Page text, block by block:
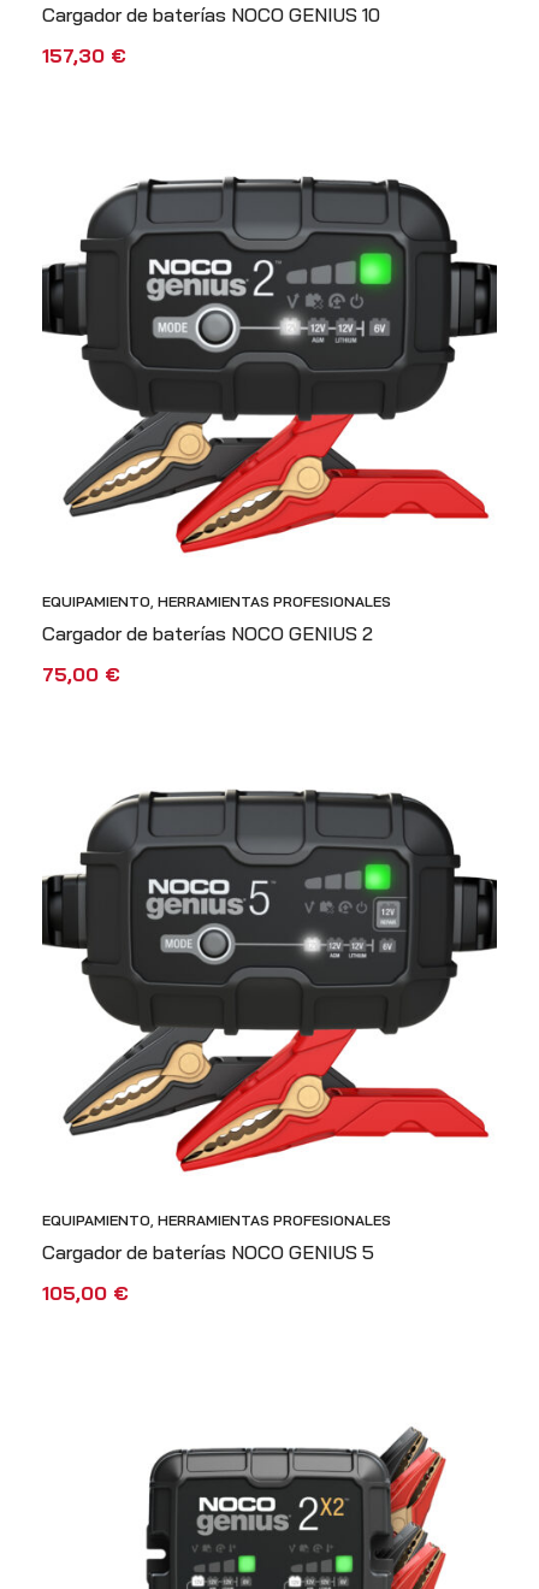
Cargador de baterías NOCO GENIUS 10
157,30 €
EQUIPAMIENTO, HERRAMIENTAS PROFESIONALES
Cargador de baterías NOCO GENIUS 2
75,00 €
EQUIPAMIENTO, HERRAMIENTAS PROFESIONALES
Cargador de baterías NOCO GENIUS 5
105,00 €